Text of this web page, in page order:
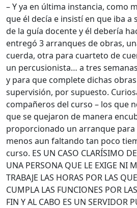
– Y ya en última instancia, como
que él decía e insistí en que iba
de la guía docente y él debería
entregó 3 arranques de obras,
cuerda, otra para cuarteto de
un percusionista… a tres
y para que complete dichas
supervisión, por supuesto.
compañeros del curso – los que
que se quejaron de manera
proporcionado un arranque
menos aun faltando tan poco
curso. ES UN CASO CLARÍSIMO
UNA PERSONA QUE LE EXIGE NI
TRABAJE LAS HORAS POR LAS
CUMPLA LAS FUNCIONES POR
FIN Y AL CABO ES UN SERVIDOR